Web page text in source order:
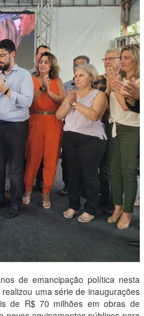
de emancipação política nesta
uma série de inaugurações
de R$ 70 milhões em obras de